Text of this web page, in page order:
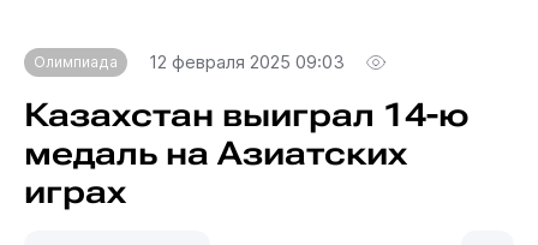
Олимпиада 12 февраля 2025 09:03
Казахстан выиграл 14-ю
медаль на Азиатских
играх